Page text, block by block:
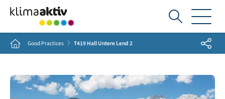
Ich
suche...
Home Good Practices T419 Hall Untere Lend 2 Share